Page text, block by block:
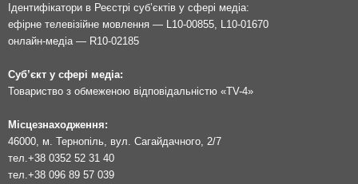
Ідентифікатори в Реєстрі суб’єктів у сфері медіа:
ефірне телевізійне мовлення — L10-00855, L10-01670
онлайн-медіа — R10-02185
Суб’єкт у сфері медіа:
Товариство з обмеженою відповідальністю «TV-4»
Місцезнаходження:
46000, м. Тернопіль, вул. Сагайдачного, 2/7
тел. +38 0352 52 31 40
тел. +38 096 89 57 039